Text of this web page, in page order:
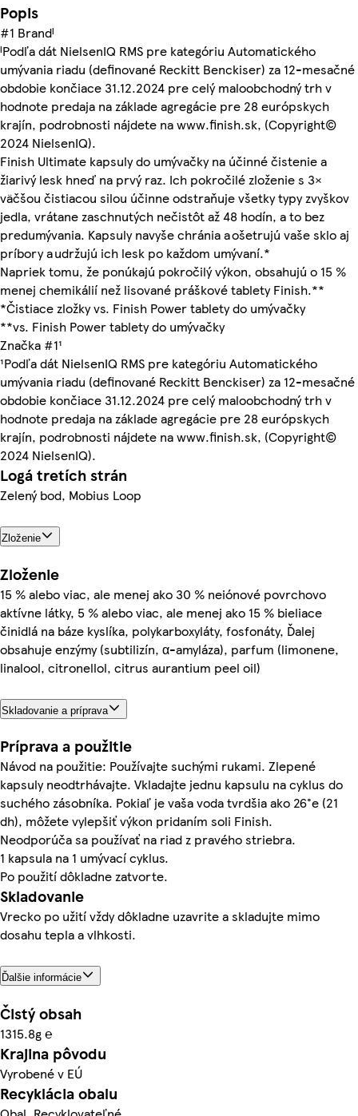
Popis
#1 Brandᴵ
ᴵPodľa dát NielsenIQ RMS pre kategóriu Automatického
umývania riadu (definované Reckitt Benckiser) za 12-mesačné
obdobie končiace 31.12.2024 pre celý maloobchodný trh v
hodnote predaja na základe agregácie pre 28 európskych
krajín, podrobnosti nájdete na www.finish.sk, (Copyright©
2024 NielsenIQ).
Finish Ultimate kapsuly do umývačky na účinné čistenie a
žiarivý lesk hneď na prvý raz. Ich pokročilé zloženie s 3×
väčšou čistiacou silou účinne odstraňuje všetky typy zvyškov
jedla, vrátane zaschnutých nečistôt až 48 hodín, a to bez
predumývania. Kapsuly navyše chránia a ošetrujú vaše sklo aj
príbory a udržujú ich lesk po každom umývaní.*
Napriek tomu, že ponúkajú pokročilý výkon, obsahujú o 15 %
menej chemikálií než lisované práškové tablety Finish.**
*Čistiace zložky vs. Finish Power tablety do umývačky
**vs. Finish Power tablety do umývačky
Značka #1¹
¹Podľa dát NielsenIQ RMS pre kategóriu Automatického
umývania riadu (definované Reckitt Benckiser) za 12-mesačné
obdobie končiace 31.12.2024 pre celý maloobchodný trh v
hodnote predaja na základe agregácie pre 28 európskych
krajín, podrobnosti nájdete na www.finish.sk, (Copyright©
2024 NielsenIQ).
Logá tretích strán
Zelený bod, Mobius Loop
Zloženie
Zloženie
15 % alebo viac, ale menej ako 30 % neiónové povrchovo
aktívne látky, 5 % alebo viac, ale menej ako 15 % bieliace
činidlá na báze kyslíka, polykarboxyláty, fosfonáty, Ďalej
obsahuje enzýmy (subtilizín, α-amyláza), parfum (limonene,
linalool, citronellol, citrus aurantium peel oil)
Skladovanie a príprava
Príprava a použitie
Návod na použitie: Používajte suchými rukami. Zlepené
kapsuly neodtrhávajte. Vkladajte jednu kapsulu na cyklus do
suchého zásobníka. Pokiaľ je vaša voda tvrdšia ako 26°e (21
dh), môžete vylepšiť výkon pridaním soli Finish.
Neodporúča sa používať na riad z pravého striebra.
1 kapsula na 1 umývací cyklus.
Po použití dôkladne zatvorte.
Skladovanie
Vrecko po užití vždy dôkladne uzavrite a skladujte mimo
dosahu tepla a vlhkosti.
Ďalšie informácie
Čistý obsah
1315.8g ℮
Krajina pôvodu
Vyrobené v EÚ
Recyklácia obalu